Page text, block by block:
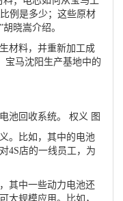
例是多少；这些原材
晓嵩介绍。
材料，并重新加工成
宝马沈阳生产基地中的
池回收系统。 权义 图
。比如，其中的电池
4S店的一线员工，为
其中一些动力电池还
大规模应用。比如，